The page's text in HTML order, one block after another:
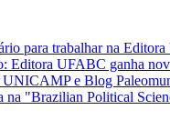
para trabalhar na
Editora UFABC ganha
e Blog
na "Brazilian Political